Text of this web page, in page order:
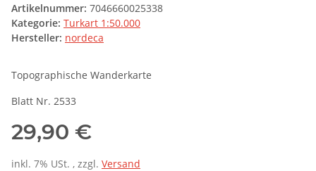
Artikelnummer: 7046660025338
Kategorie: Turkart 1:50.000
Hersteller: nordeca
Topographische Wanderkarte
Blatt Nr. 2533
29,90 €
inkl. 7% USt. , zzgl. Versand